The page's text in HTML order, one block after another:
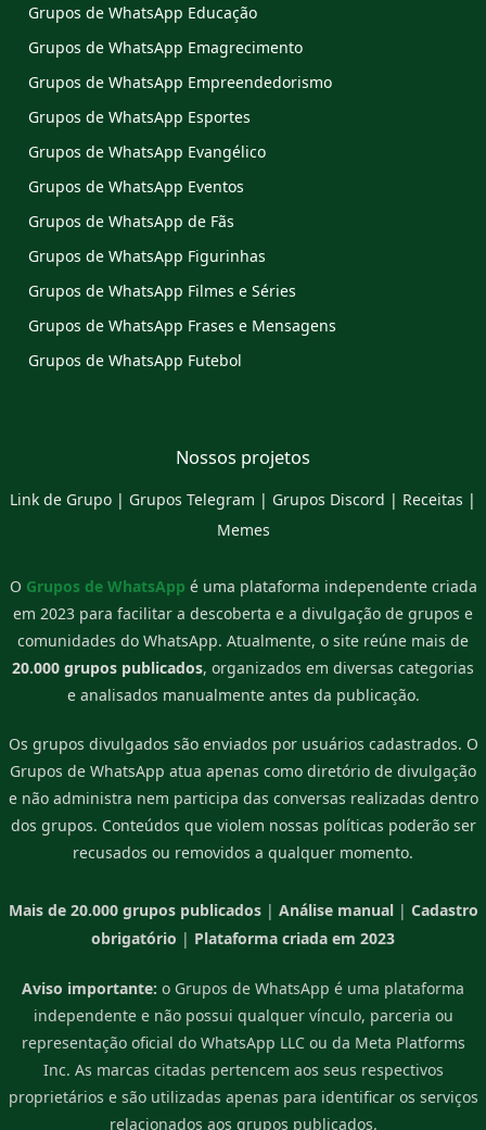
Grupos de WhatsApp Educação
Grupos de WhatsApp Emagrecimento
Grupos de WhatsApp Empreendedorismo
Grupos de WhatsApp Esportes
Grupos de WhatsApp Evangélico
Grupos de WhatsApp Eventos
Grupos de WhatsApp de Fãs
Grupos de WhatsApp Figurinhas
Grupos de WhatsApp Filmes e Séries
Grupos de WhatsApp Frases e Mensagens
Grupos de WhatsApp Futebol
Nossos projetos
Link de Grupo | Grupos Telegram | Grupos Discord | Receitas |
Memes
O Grupos de WhatsApp é uma plataforma independente criada
em 2023 para facilitar a descoberta e a divulgação de grupos e
comunidades do WhatsApp. Atualmente, o site reúne mais de
20.000 grupos publicados, organizados em diversas categorias
e analisados manualmente antes da publicação.
Os grupos divulgados são enviados por usuários cadastrados. O
Grupos de WhatsApp atua apenas como diretório de divulgação
e não administra nem participa das conversas realizadas dentro
dos grupos. Conteúdos que violem nossas políticas poderão ser
recusados ou removidos a qualquer momento.
Mais de 20.000 grupos publicados| Análise manual| Cadastro
obrigatório | Plataforma criada em 2023
Aviso importante: o Grupos de WhatsApp é uma plataforma
independente e não possui qualquer vínculo, parceria ou
representação oficial do WhatsApp LLC ou da Meta Platforms
Inc. As marcas citadas pertencem aos seus respectivos
proprietários e são utilizadas apenas para identificar os serviços
relacionados aos grupos publicados.